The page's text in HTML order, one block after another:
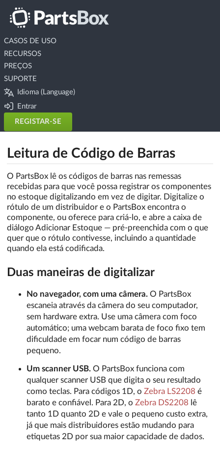
CASOS DE USO
RECURSOS
PREÇOS
SUPORTE
Idioma (Language)
Entrar
REGISTAR-SE
Leitura de Código de Barras
O PartsBox lê os códigos de barras nas remessas
recebidas para que você possa registrar os componentes
no estoque digitalizando em vez de digitar. Digitalize o
rótulo de um distribuidor e o PartsBox encontra o
componente, ou oferece para criá-lo, e abre a caixa de
diálogo Adicionar Estoque — pré-preenchida com o que
quer que o rótulo contivesse, incluindo a quantidade
quando ela está codificada.
Duas maneiras de digitalizar
No navegador, com uma câmera. O PartsBox
escaneia através da câmera do seu computador,
sem hardware extra. Use uma câmera com foco
automático; uma webcam barata de foco fixo tem
dificuldade em focar num código de barras
pequeno.
Um scanner USB. O PartsBox funciona com
qualquer scanner USB que digita o seu resultado
como teclas. Para códigos 1D, o Zebra LS2208 é
barato e confiável. Para 2D, o Zebra DS2208 lê
tanto 1D quanto 2D e vale o pequeno custo extra,
já que mais distribuidores estão mudando para
etiquetas 2D por sua maior capacidade de dados.